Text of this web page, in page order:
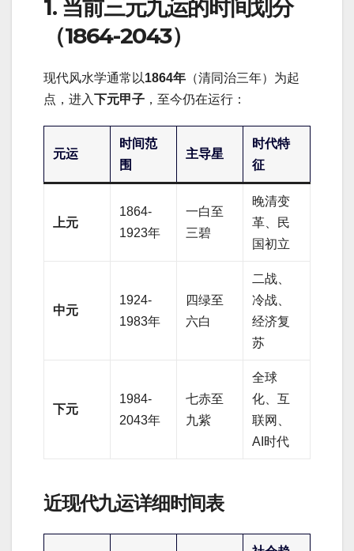
1. 当前三元九运的时间划分
（1864-2043）
现代风水学通常以1864年 （清同治三年）为起
点，进入下元甲子 ，至今仍在运行：
元运
时间范
围
主导星
时代特
征
上元
1864-
1923年
一白至
三碧
晚清变
革、民
国初立
中元
1924-
1983年
四绿至
六白
二战、
冷战、
经济复
苏
下元
1984-
2043年
七赤至
九紫
全球
化、互
联网、
AI时代
近现代九运详细时间表